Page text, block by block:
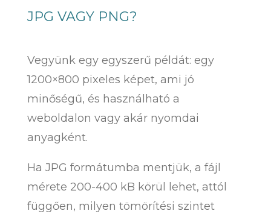
JPG VAGY PNG?
Vegyünk egy egyszerű példát: egy
1200×800 pixeles képet, ami jó
minőségű, és használható a
weboldalon vagy akár nyomdai
anyagként.
Ha JPG formátumba mentjük, a fájl
mérete 200-400 kB körül lehet, attól
függően, milyen tömörítési szintet